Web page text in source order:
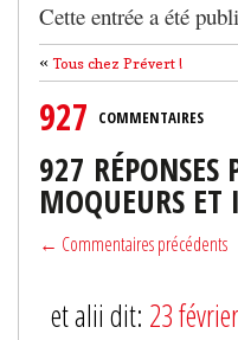
Cette entrée a été
« Tous chez Prévert !
927 COMMENTAIRES
927 RÉPONSES
MOQUEURS ET
← Commentaires précédents
et alii dit: 23